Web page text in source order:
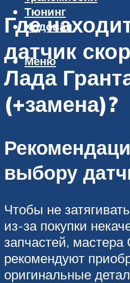
Тюнинг
Ходовая
Меню
Где
датчик
Лада
(+замена)?
выбору
Чтобы не
из-за покупки
запчастей,
рекомендуют
оригинальные